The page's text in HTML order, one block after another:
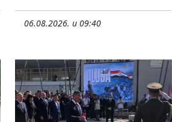
06.08.2026. u 09:40